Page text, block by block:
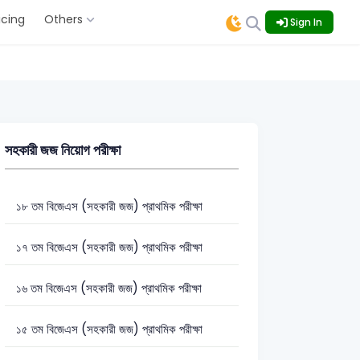
Others Sign In
সহকারী জজ নিয়োগ পরীক্ষা
১৮ তম বিজেএস (সহকারী জজ) প্রাথমিক পরীক্ষা
১৭ তম বিজেএস (সহকারী জজ) প্রাথমিক পরীক্ষা
১৬ তম বিজেএস (সহকারী জজ) প্রাথমিক পরীক্ষা
১৫ তম বিজেএস (সহকারী জজ) প্রাথমিক পরীক্ষা